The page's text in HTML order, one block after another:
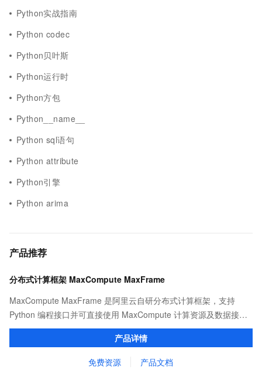
Python实战指南
Python codec
Python贝叶斯
Python运行时
Python方包
Python__name__
Python sql语句
Python attribute
Python引擎
Python arima
产品推荐
分布式计算框架 MaxCompute MaxFrame
MaxCompute MaxFrame 是阿里云自研分布式计算框架，支持
Python 编程接口并可直接使用 MaxCompute 计算资源及数据接
口，与 MaxCompute Notebook、镜像管理等功能共同构成
MaxCompute 完整 Python 开发生态。
产品详情
免费资源 产品文档